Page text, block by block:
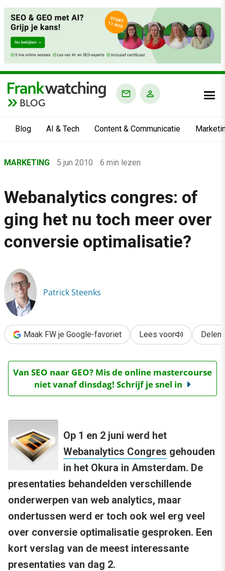
BLOG
Blog AI & Tech Content & Communicatie
›
›
Marketing
Webanalytics congres: of ging het nu toch meer over
MARKETING 5 jun 2010 6 min lezen
Webanalytics congres: of
ging het nu toch meer over
conversie optimalisatie?
Patrick Steenks
Maak FW je Google-favoriet Lees voor Delen
Van SEO naar GEO? Mis de online mastercourse
niet vanaf dinsdag! Schrijf je snel in
Op 1 en 2 juni werd het
Webanalytics Congres gehouden
in het Okura in Amsterdam. De
presentaties behandelden verschillende
onderwerpen van web analytics, maar
ondertussen werd er toch ook wel erg veel
over conversie optimalisatie gesproken. Een
kort verslag van de meest interessante
presentaties van dag 2.